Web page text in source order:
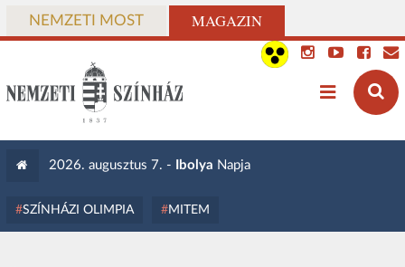
NEMZETI MOST MAGAZIN
2026. augusztus 7. - Ibolya Napja
SZÍNHÁZI OLIMPIA MITEM